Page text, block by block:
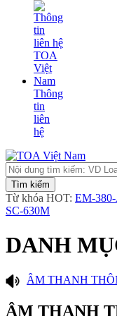
Thông
tin
liên
hệ
Từ khóa HOT: EM-
SC-630M
DANH
​ÂM THANH
ÂM THANH